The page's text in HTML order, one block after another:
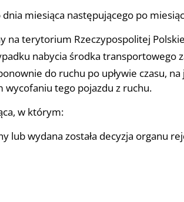
miesiąca następującego po
na terytorium Rzeczypospolitej
nabycia środka transportowego
do ruchu po upływie czasu, na
wycofaniu tego pojazdu z ruchu.
w którym:
lub wydana została decyzja organu